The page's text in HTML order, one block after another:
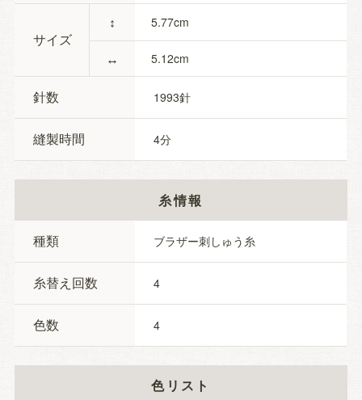
サイズ
↕
↔
5.77
5.12
針数 1993
縫製時間 4
糸情報
種類 ブラザー刺しゅう糸
糸替え回数 4
色数 4
色リスト